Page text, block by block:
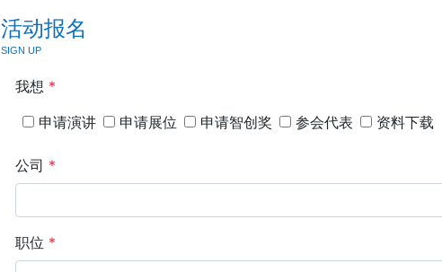
活动报名
SIGN UP